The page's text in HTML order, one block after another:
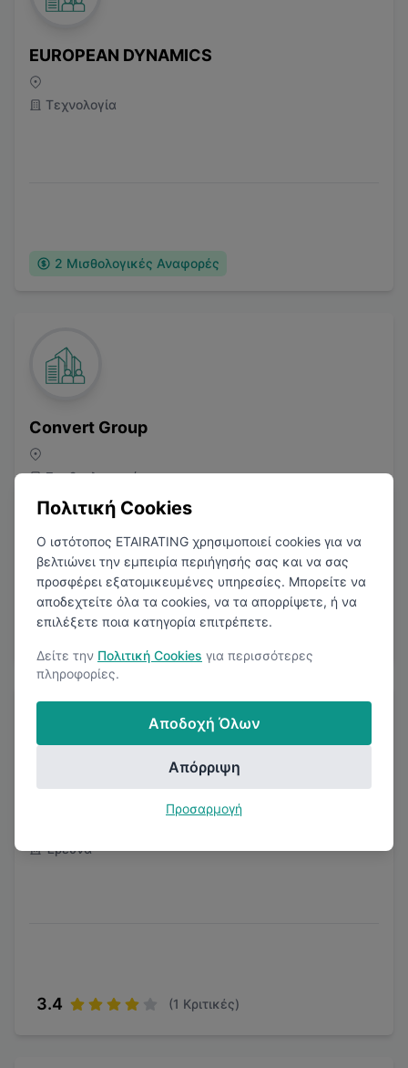
EUROPEAN DYNAMICS
Τεχνολογία
2 Μισθολογικές Αναφορές
Convert Group
Συμβουλευτική
3.0 (1Κριτικές)
ΕΛΓΟ ΔΗΜΗΤΡΑ - ELGO DIMITRA
Έρευνα
3.4 (1 Κριτικές)
Πολιτική Cookies
Ο ιστότοπος ETAIRATING χρησιμοποιεί cookies για να
βελτιώνει την εμπειρία περιήγησής σας και να σας
προσφέρει εξατομικευμένες υπηρεσίες. Μπορείτε να
αποδεχτείτε όλα τα cookies, να τα απορρίψετε, ή να
επιλέξετε ποια κατηγορία επιτρέπετε.
Δείτε την Πολιτική Cookies για περισσότερες
πληροφορίες.
Αποδοχή Όλων
Απόρριψη
Προσαρμογή